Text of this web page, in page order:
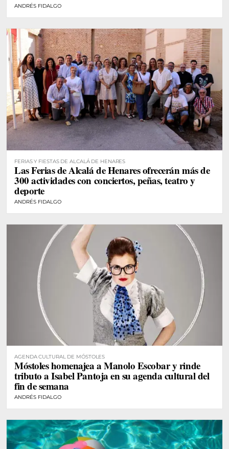
ANDRÉS FIDALGO
FERIAS Y FIESTAS DE ALCALÁ DE HENARES
Las Ferias de Alcalá de Henares ofrecerán más de
300 actividades con conciertos, peñas, teatro y
deporte
ANDRÉS FIDALGO
AGENDA CULTURAL DE MÓSTOLES
Móstoles homenajea a Manolo Escobar y rinde
tributo a Isabel Pantoja en su agenda cultural del
fin de semana
ANDRÉS FIDALGO